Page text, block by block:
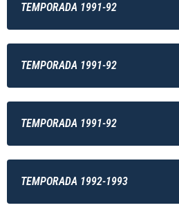
TEMPORADA 1991-92
TEMPORADA 1991-92
TEMPORADA 1991-92
TEMPORADA 1992-1993